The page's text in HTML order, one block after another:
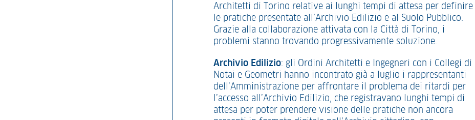
Architetti di Torino relative ai lunghi tempi di attesa per definire
le pratiche presentate all’Archivio Edilizio e al Suolo Pubblico.
Grazie alla collaborazione attivata con la Città di Torino, i
problemi stanno trovando progressivamente soluzione.
Archivio Edilizio: gli Ordini Architetti e Ingegneri con i Collegi di
Notai e Geometri hanno incontrato già a luglio i rappresentanti
dell’Amministrazione per affrontare il problema dei ritardi per
l’accesso all’Archivio Edilizio, che registravano lunghi tempi di
attesa per poter prendere visione delle pratiche non ancora